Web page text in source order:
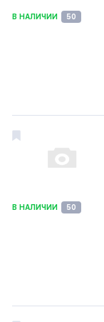
В НАЛИЧИИ 50
В НАЛИЧИИ 50